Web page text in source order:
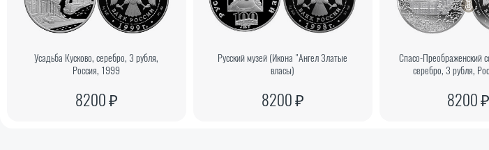
Усадьба Кусково, серебро, 3 рубля,
Россия, 1999
8200 ₽
Русский музей (Икона "Ангел Златые
власы)
8200 ₽
Спасо-Преображенский
серебро, 3 рубля,
8200 ₽